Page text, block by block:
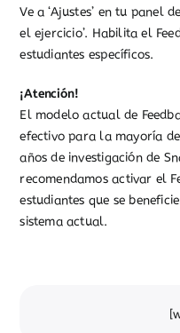
Ve a ‘Ajustes’ en tu panel
el ejercicio’. Habilita el
estudiantes específicos.
¡Atención!
El modelo actual de
efectivo para la mayoría
años de investigación de
recomendamos activar el
estudiantes que se
sistema actual.